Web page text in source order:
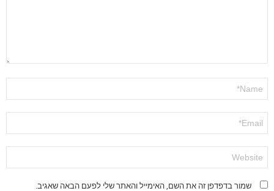
שמור בדפדפן זה את השם, האימייל והאתר שלי לפעם הבאה שאגיב.